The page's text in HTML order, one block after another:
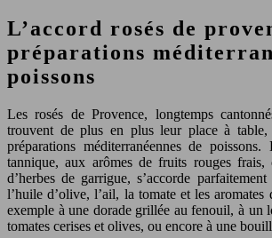
L’accord rosés de
préparations
poissons
Les rosés de Provence, longtemps
trouvent de plus en plus leur place à table,
préparations méditerranéennes de
tannique, aux arômes de fruits rouges frais,
d’herbes de garrigue, s’accorde
l’huile d’olive, l’ail, la tomate et les aromates
exemple à une dorade grillée au fenouil, à un
tomates cerises et olives, ou encore à une